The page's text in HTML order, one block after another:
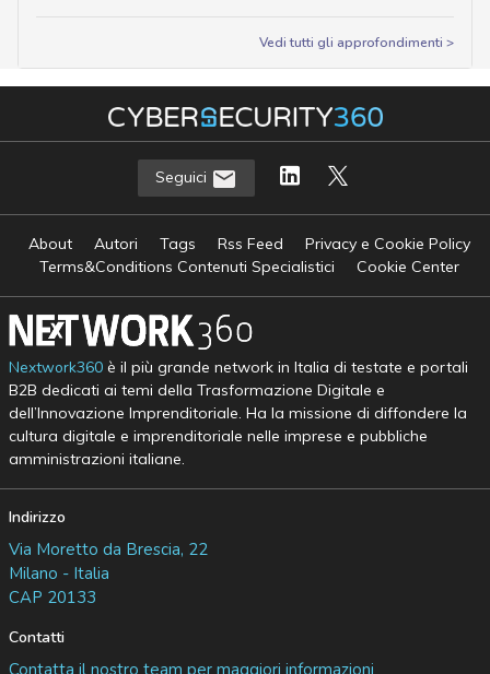
Vedi tutti gli approfondimenti >
Seguici
About Autori Tags Rss Feed
Privacy e Cookie Policy
Terms&Conditions Contenuti Specialistici
Cookie Center
Nextwork360è il più grande network in Italia di testate e portali
B2B dedicati ai temi della Trasformazione Digitale e
dell’Innovazione Imprenditoriale. Ha la missione di diffondere la
cultura digitale e imprenditoriale nelle imprese e pubbliche
amministrazioni italiane.
Indirizzo
Via Moretto da Brescia, 22
Milano - Italia
CAP 20133
Contatti
Contatta il nostro team per maggiori informazioni